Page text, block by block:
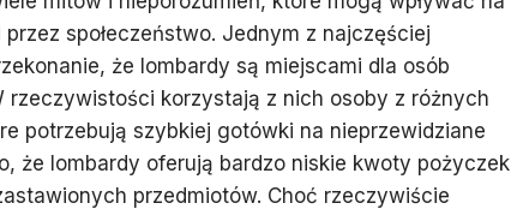
społeczeństwo. Jednym z najczęściej
że lombardy są miejscami dla osób
rzeczywistości korzystają z nich osoby z różnych
potrzebują szybkiej gotówki na nieprzewidziane
że lombardy oferują bardzo niskie kwoty pożyczek
przedmiotów. Choć rzeczywiście